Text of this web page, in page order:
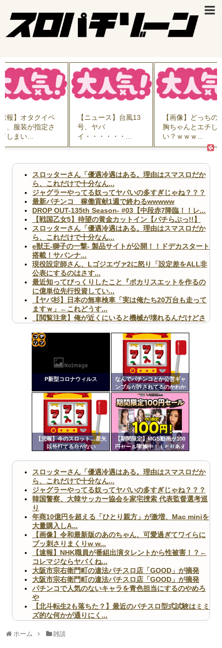
報】オタクイベ
、服装が指定さ
しまい...
【ニュース】台風13
号、ヤバ
イ・・・・・・...
【画像】どっちの
胸ちゃんとエチし
い？ｗｗｗ...
スロッターさん「優遇冷遇はある。理由はスマスロだか
ら、これだけで十分なん...
ジャグラーやってる奴ってヤバいの多すぎじゃね？？？
最新パチンコ 稼働貢献1週で終わるwwwww
DROP OUT-135th Season- #03【中段赤7降臨！！レ...
【戦国乙女5】待望の黄金カットイン【パチらぶっ!!】
スロッターさん「優遇冷遇はある。理由はスマスロだか
ら、これだけで十分なん...
e獣王-獅子の一撃- 製品サイトが公開！！ドデカスタート
搭載！サバンナ...
現役設定師さん、Lゴジエヴァ2に怒り「設定差をALL非
公表にするのはさす...
最近知ってびっくりしたこと『ポカリスエットを作るの
に億単位先行投資してい...
【ヤバ杉】日本の無車検車「実は俺たち20万台も走って
ますｗ」←これどうす...
【閲覧注意】俺が近くにいると機械が壊れるんだけどさ
な新商品を発売
Powered by livedoor 相互RSS
P新型コロナウィルス
なんでパチンコとか公営ギャ
ンブルが許されてるのかわか
らん
【悲報】今のスロット…星矢
以外打てる台がない
【期間限定】MGS動画が100
円セール実施中！！とりあえ
定リ
ンク
自動
更新
ツー
スロッターさん「優遇冷遇はある。理由はスマスロだか
ら、これだけで十分なん...
ジャグラーやってる奴ってヤバいの多すぎじゃね？？？
韓国警察、大韓サッカー協会を家宅捜索 代表監督選考巡
り
年商10億円を超える「ひとり親方」が激増、Mac miniを
大量購入しA...
【画像】令和最新版のあのちゃん、可愛過ぎてワイらに
ブッ刺さりまくりw w...
【速報】NHK職員が番組出演タレントから性被害！？←
コレマジならヤバくね...
大阪市宗右衛門町の違法パチスロ店「GOOD」が摘発
大阪市宗右衛門町の違法パチスロ店「GOOD」が摘発
パチンコで人気のないキャラを青色担当にするのやめろ
や
【北斗転生2も落ちた？】最近のパチスロ型式試験はミミ
ズ的な何かが通りにく...
いヤバいか教えて？...
ホーム 雑談